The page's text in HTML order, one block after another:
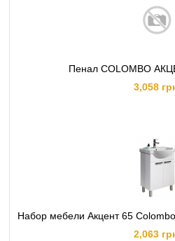
Пенал COLOMBO
3,058
Набор мебели Акцент 65
2,063